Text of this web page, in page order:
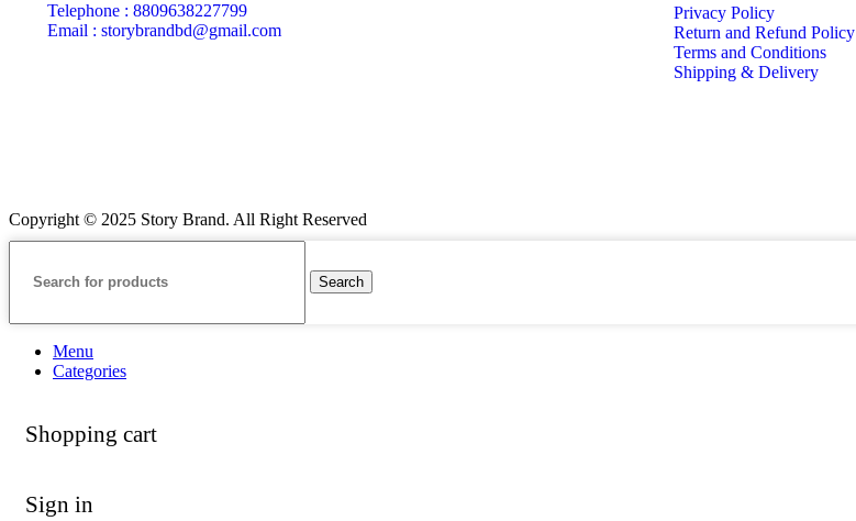
Telephone : 8809638227799
Email : storybrandbd@gmail.com
Privacy Policy
Return and Refund Policy
Terms and Conditions
Shipping & Delivery
Copyright © 2025 Story Brand. All Right Reserved
Search
Menu
Categories
Shopping cart
Sign in